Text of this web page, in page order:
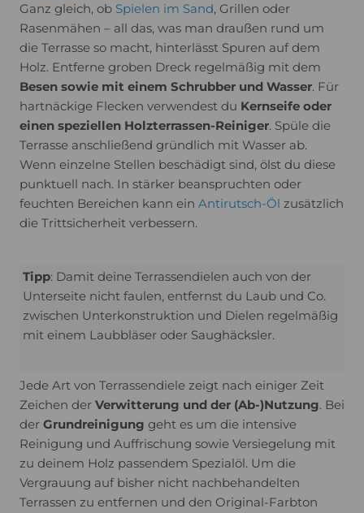
Ganz gleich, ob Spielen im Sand, Grillen oder
Rasenmähen – all das, was man draußen rund um
die Terrasse so macht, hinterlässt Spuren auf dem
Holz. Entferne groben Dreck regelmäßig mit dem
Besen sowie mit einem Schrubber und Wasser. Für
hartnäckige Flecken verwendest du Kernseife oder
einen speziellen Holzterrassen-Reiniger. Spüle die
Terrasse anschließend gründlich mit Wasser ab.
Wenn einzelne Stellen beschädigt sind, ölst du diese
punktuell nach. In stärker beanspruchten oder
feuchten Bereichen kann ein Antirutsch-Öl zusätzlich
die Trittsicherheit verbessern.
Tipp: Damit deine Terrassendielen auch von der
Unterseite nicht faulen, entfernst du Laub und Co.
zwischen Unterkonstruktion und Dielen regelmäßig
mit einem Laubbläser oder Saughäcksler.
Jede Art von Terrassendiele zeigt nach einiger Zeit
Zeichen der Verwitterung und der (Ab-)Nutzung. Bei
der Grundreinigung geht es um die intensive
Reinigung und Auffrischung sowie Versiegelung mit
zu deinem Holz passendem Spezialöl. Um die
Vergrauung auf bisher nicht nachbehandelten
Terrassen zu entfernen und den Original-Farbton